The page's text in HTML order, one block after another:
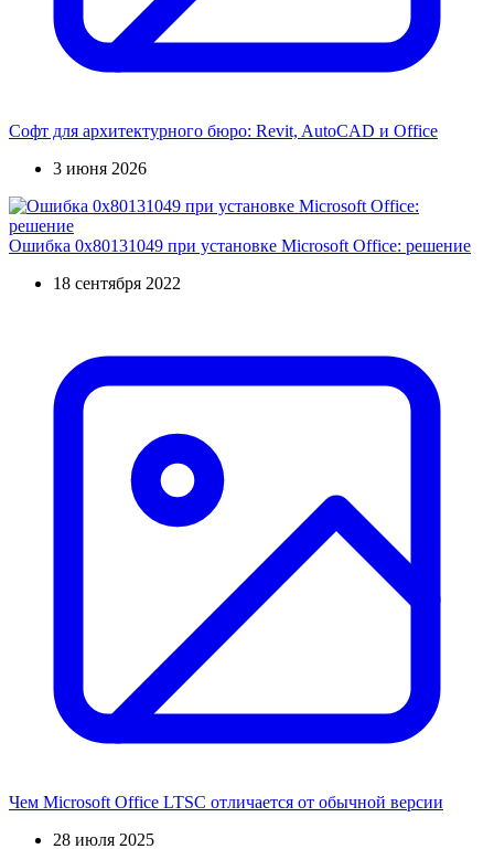
Софт для архитектурного бюро: Revit, AutoCAD и Office
3 июня 2026
Ошибка 0x80131049 при установке Microsoft Office: решение
18 сентября 2022
Чем Microsoft Office LTSC отличается от обычной версии
28 июля 2025